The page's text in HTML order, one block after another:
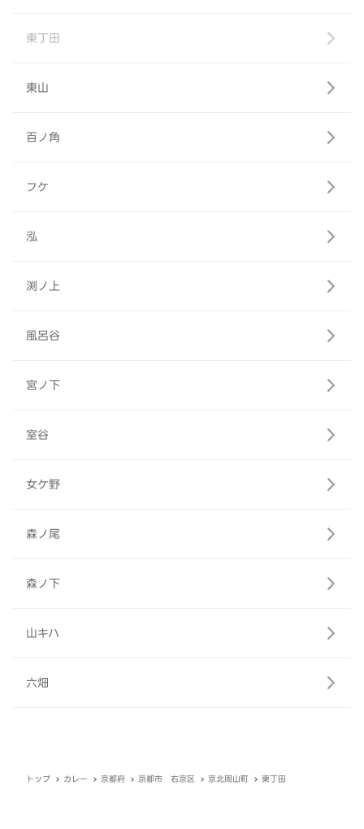
東丁田
東山
百ノ角
フケ
泓
渕ノ上
風呂谷
宮ノ下
室谷
女ケ野
森ノ尾
森ノ下
山キハ
六畑
トップ カレー 京都府 京都市 右京区 京北周山町 東丁田